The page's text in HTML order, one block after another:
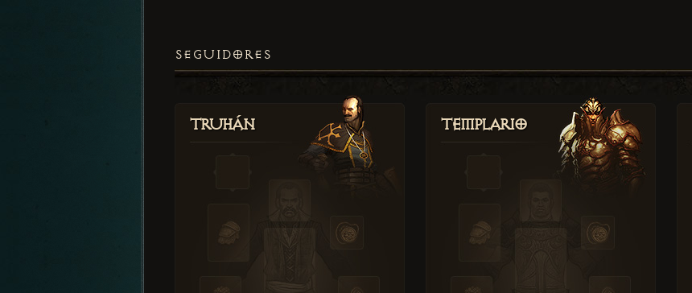
SEGUIDORES
Truhán Templario